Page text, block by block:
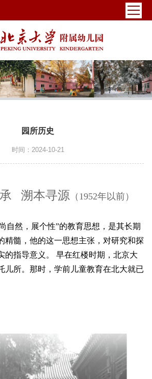
园所历史
时间：2024-10-21
溯本寻源 （1952年以前）
自然，展个性”的教育思想，是其长期
精髓，他的这一思想主张，对研究和探
的指导意义。 早在红楼时期，北京大
儿所。那时，学前儿童教育在北大就已